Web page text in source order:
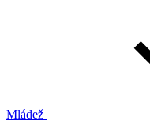
Mládež